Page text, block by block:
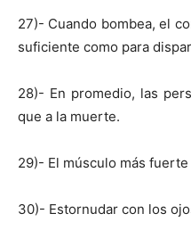
27)- Cuando bombea, el
suficiente como para
28)- En promedio, las
que a la muerte.
29)- El músculo más
30)- Estornudar con los